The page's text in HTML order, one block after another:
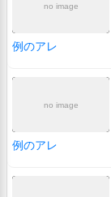
no image
例のアレ
no image
例のアレ